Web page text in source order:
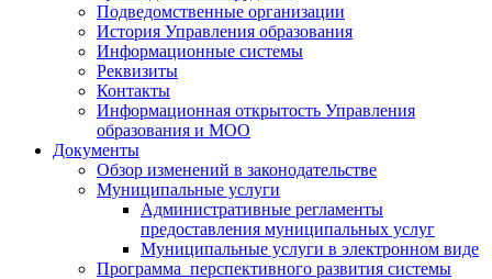
Подведомственные организации
История Управления образования
Информационные системы
Реквизиты
Контакты
Информационная открытость Управления
образования и МОО
Документы
Обзор изменений в законодательстве
Муниципальные услуги
Административные регламенты
предоставления муниципальных услуг
Муниципальные услуги в электронном виде
Программа перспективного развития системы